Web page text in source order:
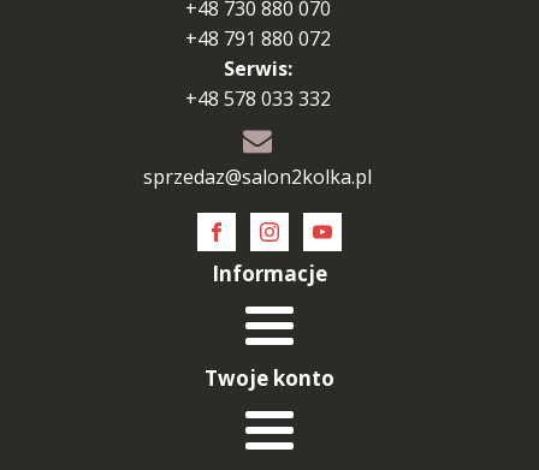
+48 730 880 070
+48 791 880 072
Serwis:
+48 578 033 332
sprzedaz@salon2kolka.pl
Informacje
Twoje konto